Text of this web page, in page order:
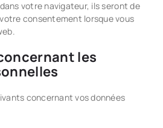
votre navigateur, ils seront de
consentement lorsque vous
les
concernant vos données